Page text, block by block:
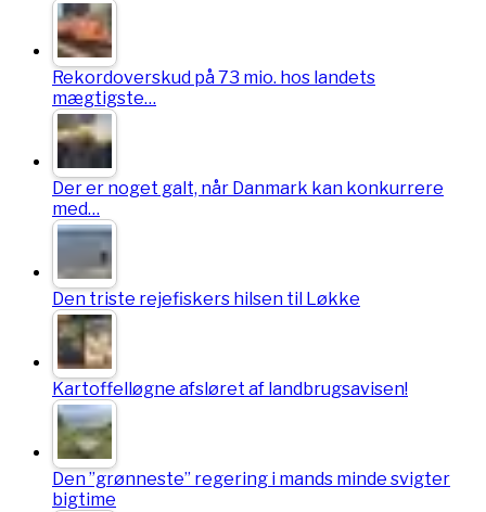
Rekordoverskud på 73 mio. hos landets
mægtigste…
Der er noget galt, når Danmark kan konkurrere
med…
Den triste rejefiskers hilsen til Løkke
Kartoffelløgne afsløret af landbrugsavisen!
Den ”grønneste” regering i mands minde svigter
bigtime